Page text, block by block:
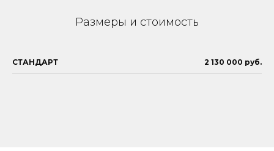
Размеры и стоимость
СТАНДАРТ 2 130 000 руб.